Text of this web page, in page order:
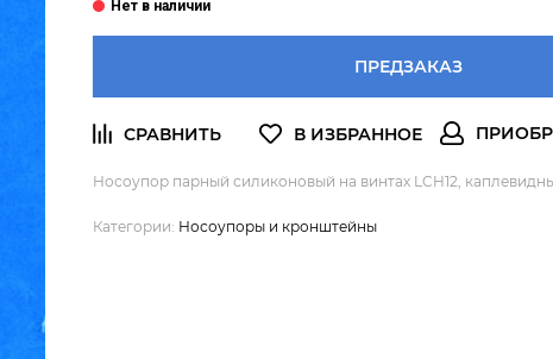
ПРЕДЗАКАЗ
Носоупор парный силиконовый на винтах LCH12,
Категории: Носоупоры и кронштейны